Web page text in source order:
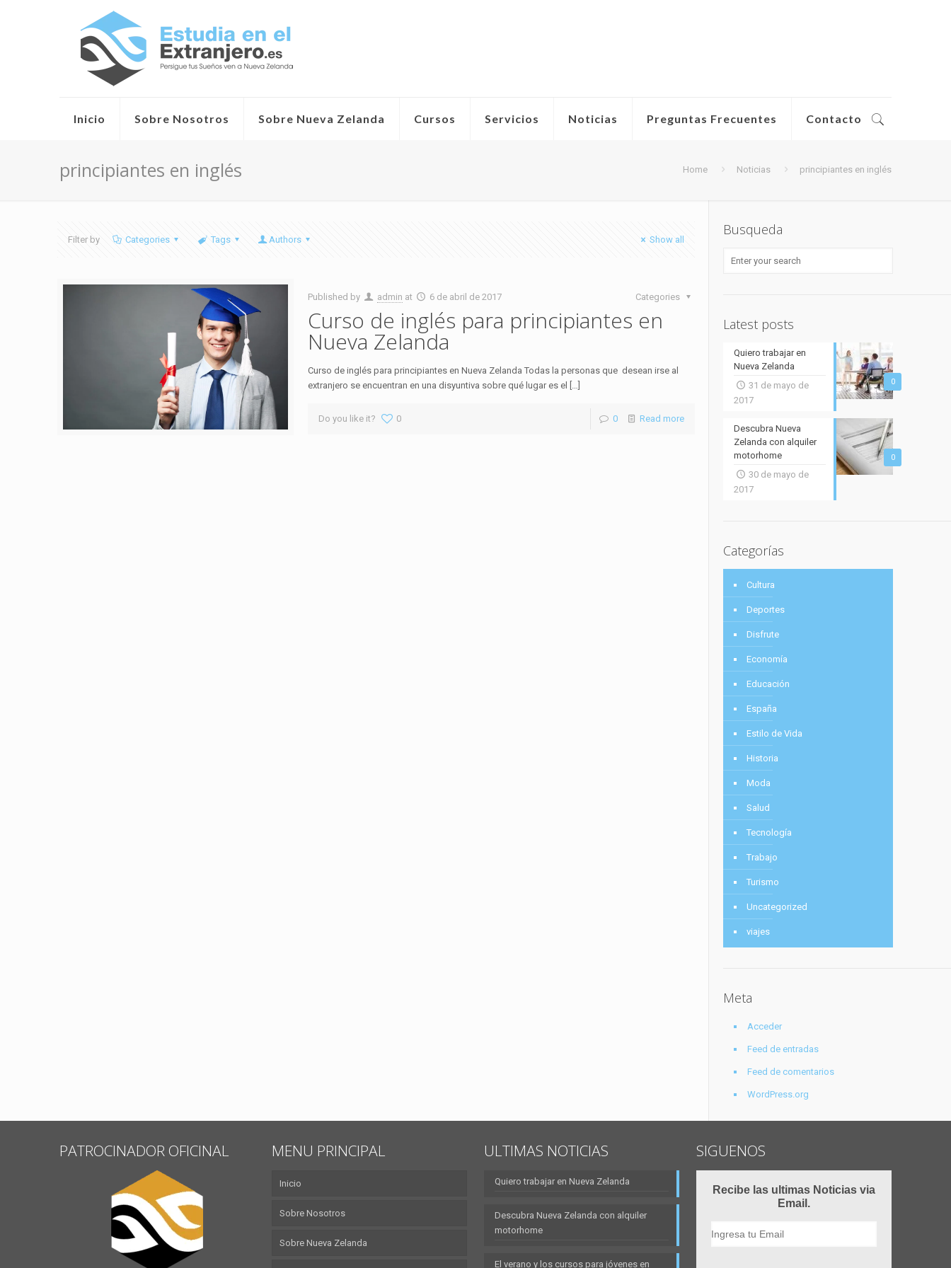
Inicio Sobre Nosotros Sobre Nueva Zelanda Cursos Servicios Noticias Preguntas Frecuentes Contacto
principiantes en inglés Home Noticias principiantes en inglés
Filter by Categories Tags Authors Show all
Published by admin at 6 de abril de 2017 Categories
Curso de inglés para principiantes en
Nueva Zelanda
Curso de inglés para principiantes en Nueva Zelanda Todas la personas que desean irse al
extranjero se encuentran en una disyuntiva sobre qué lugar es el
[…]
Do you like it? 0 0 Read more
Busqueda
Latest posts
0
Quiero trabajar en
Nueva Zelanda
31 de mayo de
2017
0
Descubra Nueva
Zelanda con alquiler
motorhome
30 de mayo de
2017
Categorías
Cultura
Deportes
Disfrute
Economía
Educación
España
Estilo de Vida
Historia
Moda
Salud
Tecnología
Trabajo
Turismo
Uncategorized
viajes
Meta
Acceder
Feed de entradas
Feed de comentarios
WordPress.org
PATROCINADOR OFICINAL MENU PRINCIPAL
Inicio
Sobre Nosotros
Sobre Nueva Zelanda
ULTIMAS NOTICIAS
Quiero trabajar en Nueva Zelanda
Descubra Nueva Zelanda con alquiler
motorhome
El verano y los cursos para jóvenes en
SIGUENOS
Recibe las ultimas Noticias via
Email.